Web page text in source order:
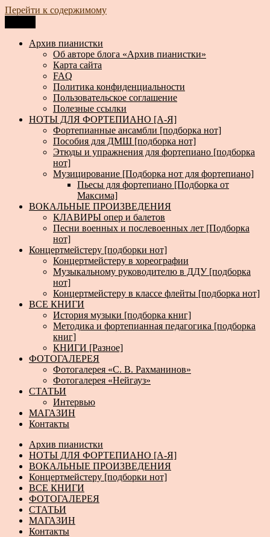
Перейти к содержимому
Архив пианистки
Всё для пианистов: ноты, книги, музыка, статьи…
Архив пианистки
Об авторе блога «Архив пианистки»
Карта сайта
FAQ
Политика конфиденциальности
Пользовательское соглашение
Полезные ссылки
НОТЫ ДЛЯ ФОРТЕПИАНО [А-Я]
Фортепианные ансамбли [подборка нот]
Пособия для ДМШ [подборка нот]
Этюды и упражнения для фортепиано [подборка
нот]
Музицирование [Подборка нот для фортепиано]
Пьесы для фортепиано [Подборка от
Максима]
ВОКАЛЬНЫЕ ПРОИЗВЕДЕНИЯ
КЛАВИРЫ опер и балетов
Песни военных и послевоенных лет [Подборка
нот]
Концертмейстеру [подборки нот]
Концертмейстеру в хореографии
Музыкальному руководителю в ДДУ [подборка
нот]
Концертмейстеру в классе флейты [подборка нот]
ВСЕ КНИГИ
История музыки [подборка книг]
Методика и фортепианная педагогика [подборка
книг]
КНИГИ [Разное]
ФОТОГАЛЕРЕЯ
Фотогалерея «С. В. Рахманинов»
Фотогалерея «Нейгауз»
СТАТЬИ
Интервью
МАГАЗИН
Контакты
Архив пианистки
НОТЫ ДЛЯ ФОРТЕПИАНО [А-Я]
ВОКАЛЬНЫЕ ПРОИЗВЕДЕНИЯ
Концертмейстеру [подборки нот]
ВСЕ КНИГИ
ФОТОГАЛЕРЕЯ
СТАТЬИ
МАГАЗИН
Контакты